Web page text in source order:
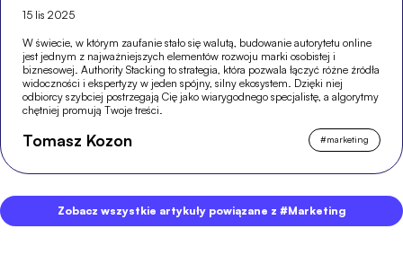
15 lis 2025
W świecie, w którym zaufanie stało się walutą, budowanie autorytetu online
jest jednym z najważniejszych elementów rozwoju marki osobistej i
biznesowej. Authority Stacking to strategia, która pozwala łączyć różne źródła
widoczności i ekspertyzy w jeden spójny, silny ekosystem. Dzięki niej
odbiorcy szybciej postrzegają Cię jako wiarygodnego specjalistę, a algorytmy
chętniej promują Twoje treści.
Tomasz Kozon #marketing
Zobacz wszystkie artykuły powiązane z #Marketing